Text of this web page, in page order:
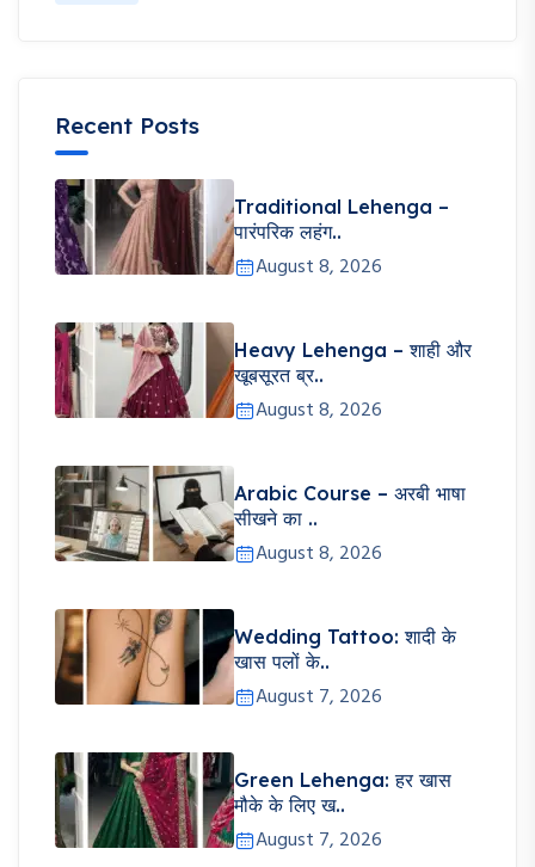
Recent Posts
Traditional Lehenga –
पारंपरिक लहंग..
August 8, 2026
Heavy Lehenga – शाही और
खूबसूरत ब्र..
August 8, 2026
Arabic Course – अरबी भाषा
सीखने का ..
August 8, 2026
Wedding Tattoo: शादी के
खास पलों के..
August 7, 2026
Green Lehenga: हर खास
मौके के लिए ख..
August 7, 2026